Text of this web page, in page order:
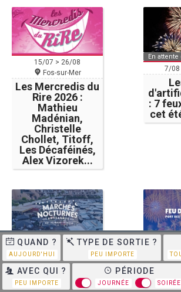
QUAND ?
AUJOURD'HUI
TYPE DE SORTIE ?
PEU IMPORTE
AVEC QUI ?
PEU IMPORTE
PÉRIODE
JOURNÉE SOIRÉE
15/07 > 26/08
Fos-sur-Mer
Les Mercredis du
Rire 2026 :
Mathieu
Madénian,
Christelle
Chollet, Titoff,
Les Décaféinés,
Alex Vizorek...
En
7/08
: 7
cet
7/08 Cogolin
Marché Nocturne
Artisanal
7/08